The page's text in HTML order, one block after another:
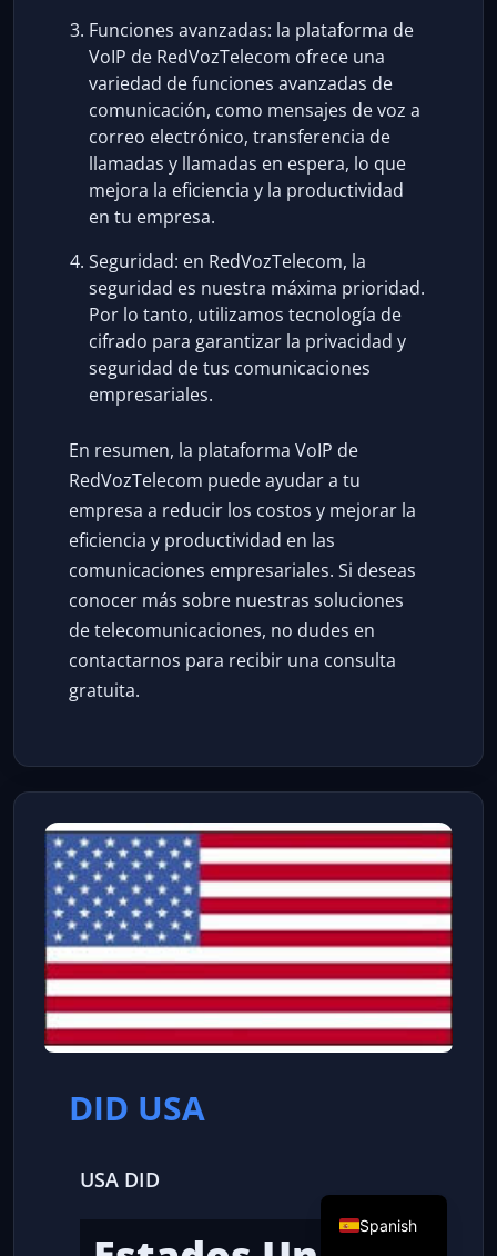
Funciones avanzadas: la plataforma de
VoIP de RedVozTelecom ofrece una
variedad de funciones avanzadas de
comunicación, como mensajes de voz a
correo electrónico, transferencia de
llamadas y llamadas en espera, lo que
mejora la eficiencia y la productividad
en tu empresa.
Seguridad: en RedVozTelecom, la
seguridad es nuestra máxima prioridad.
Por lo tanto, utilizamos tecnología de
cifrado para garantizar la privacidad y
seguridad de tus comunicaciones
empresariales.
En resumen, la plataforma VoIP de
RedVozTelecom puede ayudar a tu
empresa a reducir los costos y mejorar la
eficiencia y productividad en las
comunicaciones empresariales. Si deseas
conocer más sobre nuestras soluciones
de telecomunicaciones, no dudes en
contactarnos para recibir una consulta
gratuita.
DID USA
USA DID
Spanish